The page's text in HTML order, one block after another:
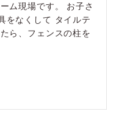
ム現場です。 お子さ
をなくして タイルテ
ら、フェンスの柱を